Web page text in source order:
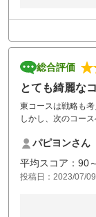
総合評価
とても綺麗な
東コースは戦略も
しかし、次のコー
パピヨンさん
平均スコア：90
投稿日：2023/07/09